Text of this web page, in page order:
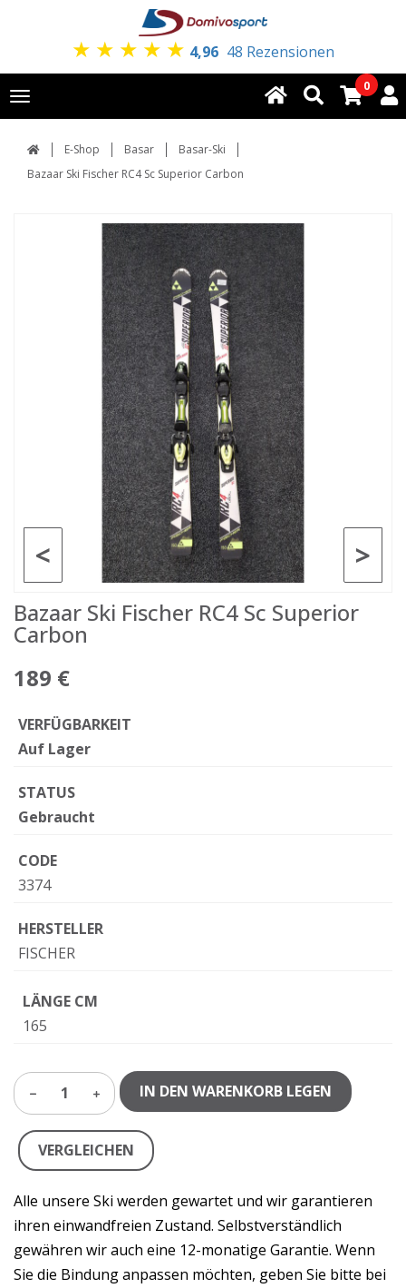
★ ★ ★ ★ ★ 4,96 48 Rezensionen
Toggle
navigation
0
E-Shop Basar
Basar-Ski
Bazaar Ski Fischer RC4 Sc Superior Carbon
>
<
Bazaar Ski Fischer RC4 Sc Superior
Carbon
189 €
VERFÜGBARKEIT
Auf Lager
STATUS
Gebraucht
CODE
3374
HERSTELLER
FISCHER
LÄNGE CM
165
1 IN DEN WARENKORB LEGEN
VERGLEICHEN
Alle unsere Ski werden gewartet und wir garantieren
ihren einwandfreien Zustand. Selbstverständlich
gewähren wir auch eine 12-monatige Garantie. Wenn
Sie die Bindung anpassen möchten, geben Sie bitte bei